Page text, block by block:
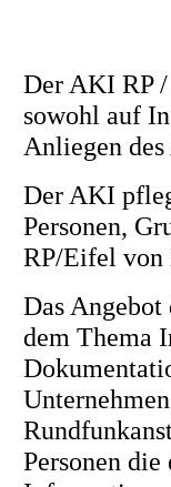
Der AKI RP
sowohl auf
Anliegen
Der AKI
Personen,
RP/Eifel von
Das
dem Thema
Personen